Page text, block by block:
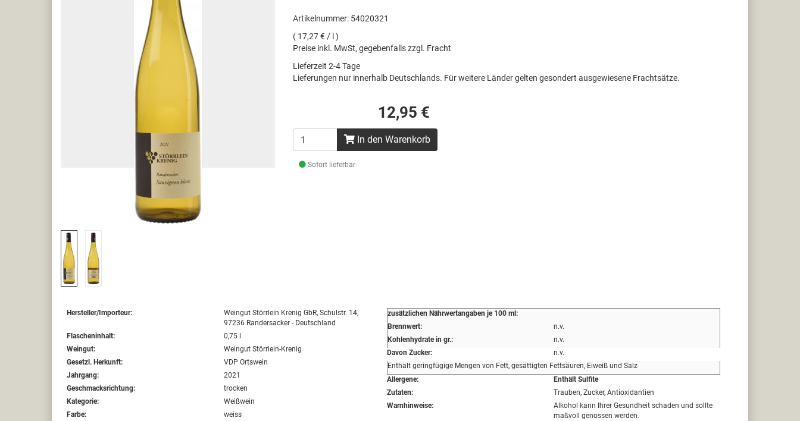
Artikelnummer: 54020321
( 17,27 € / l )
Preise inkl. MwSt, gegebenfalls zzgl. Fracht
Lieferzeit 2-4 Tage
Lieferungen nur innerhalb Deutschlands. Für weitere Länder gelten gesondert ausgewiesene Frachtsätze.
12,95 €
In den Warenkorb
Sofort lieferbar
Hersteller/Importeur:
Weingut Störrlein Krenig GbR, Schulstr. 14,
97236 Randersacker - Deutschland
Flascheninhalt:
0,75 l
Weingut:
Weingut Störrlein-Krenig
Gesetzl. Herkunft:
VDP Ortswein
Jahrgang:
2021
Geschmacksrichtung:
trocken
Kategorie:
Weißwein
Farbe:
weiss
zusätzlichen Nährwertangaben je 100 ml:
Brennwert:
n.v.
Kohlenhydrate in gr.:
n.v.
Davon Zucker:
n.v.
Enthält geringfügige Mengen von Fett, gesättigten Fettsäuren, Eiweiß und Salz
Allergene:
Enthält Sulfite
Zutaten:
Trauben, Zucker, Antioxidantien
Warnhinweise:
Alkohol kann Ihrer Gesundheit schaden und sollte
maßvoll genossen werden.